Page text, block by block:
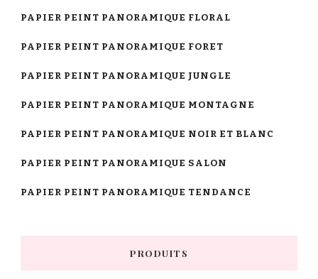
PAPIER PEINT PANORAMIQUE FLORAL
PAPIER PEINT PANORAMIQUE FORET
PAPIER PEINT PANORAMIQUE JUNGLE
PAPIER PEINT PANORAMIQUE MONTAGNE
PAPIER PEINT PANORAMIQUE NOIR ET BLANC
PAPIER PEINT PANORAMIQUE SALON
PAPIER PEINT PANORAMIQUE TENDANCE
PRODUITS